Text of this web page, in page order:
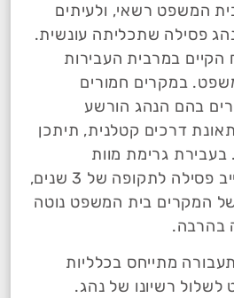
המשפט רשאי, ולעיתים
פסילה שתכליתה עונשית.
הקיים במרבית העבירות
במקרים חמורים
בהם הנהג הורשע
דרכים קטלנית, תיתכן
גרימת מוות
ברשלנות, החוק מחייב פסילה לתקופה של 3 שנים,
המקרים בית המשפט נוטה
בהרבה.
התעבורה מתייחס בכלליות
רשיונו של נהג.